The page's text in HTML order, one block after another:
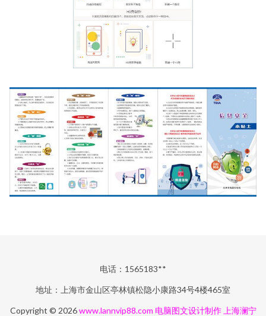
电话：1565183**
地址：上海市金山区亭林镇松隐小康路34号4楼465室
Copyright © 2026www.lannvip88.com 电脑图文设计制作 上海澜宁